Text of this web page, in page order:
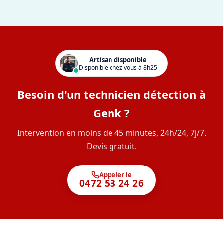
Artisan disponible
Disponible chez vous à 8h25
Besoin d'un technicien détection à
Genk ?
Intervention en moins de 45 minutes, 24h/24, 7j/7.
Devis gratuit.
Appeler le
0472 53 24 26